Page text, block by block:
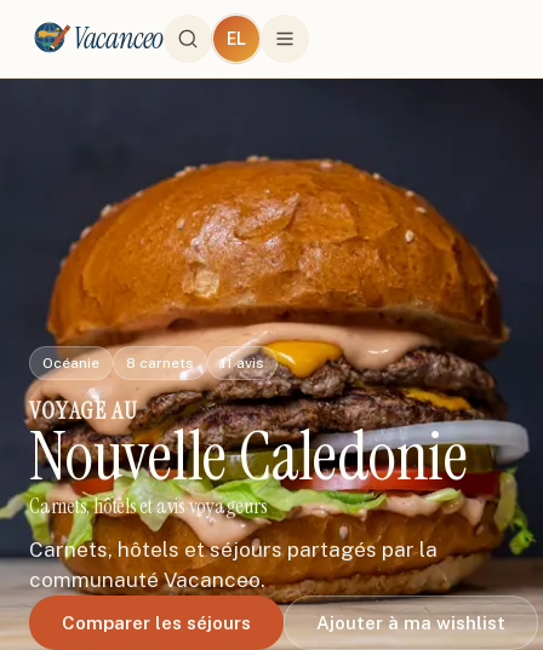
Vacanceo EL
Océanie 8 carnets 11avis
VOYAGEAU
Nouvelle Caledonie
Carnets, hôtels et avis voyageurs
Carnets, hôtels et séjours partagés par la
communauté Vacanceo.
Comparer les séjours Ajouter à ma wishlist